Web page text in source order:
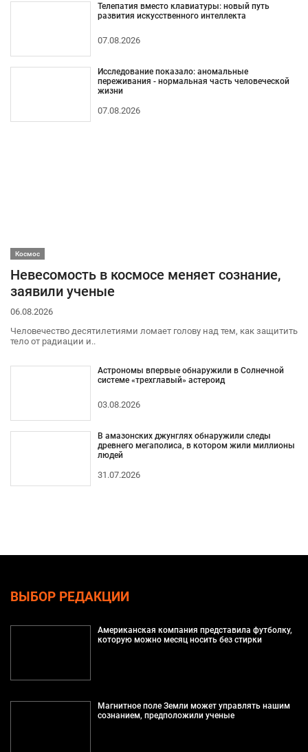
Телепатия вместо клавиатуры: новый путь
развития искусственного интеллекта
07.08.2026
Исследование показало: аномальные
переживания - нормальная часть человеческой
жизни
07.08.2026
Космос
Невесомость в космосе меняет сознание,
заявили ученые
06.08.2026
Человечество десятилетиями ломает голову над тем, как защитить
тело от радиации и..
Астрономы впервые обнаружили в Солнечной
системе «трехглавый» астероид
03.08.2026
В амазонских джунглях обнаружили следы
древнего мегаполиса, в котором жили миллионы
людей
31.07.2026
ВЫБОР РЕДАКЦИИ
Американская компания представила футболку,
которую можно месяц носить без стирки
Магнитное поле Земли может управлять нашим
сознанием, предположили ученые